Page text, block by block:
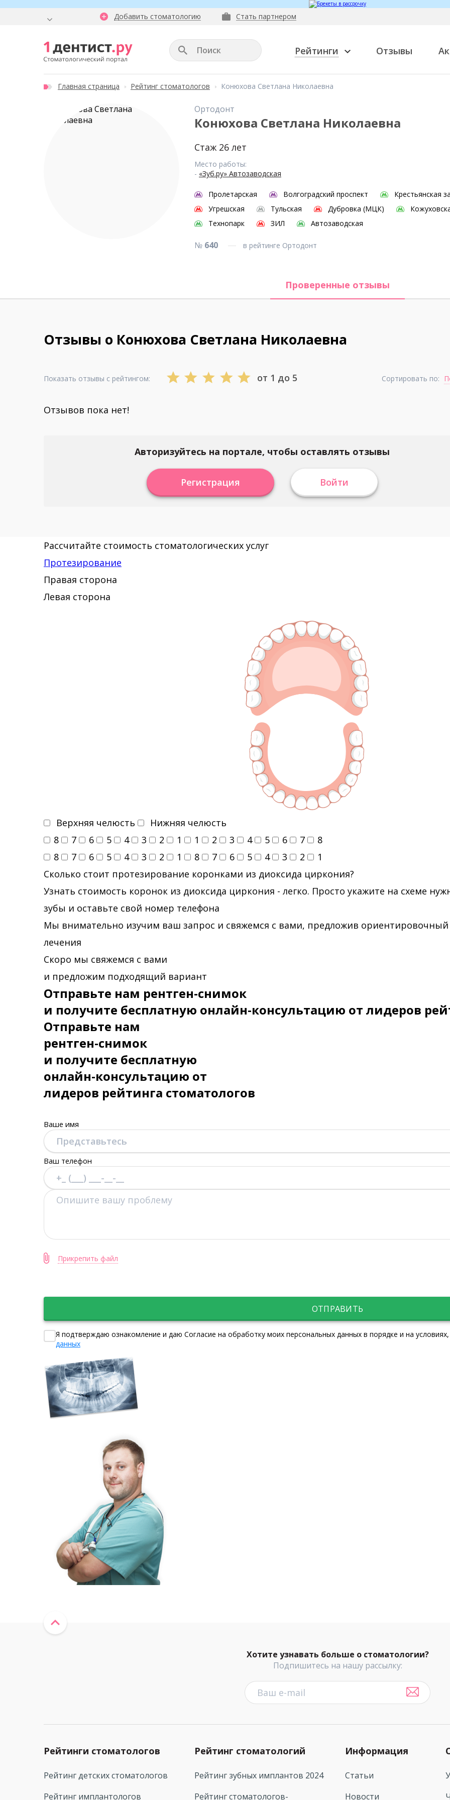
Добавить стоматологию Стать партнером
Рейтинги Отзывы
Главная страница Рейтинг стоматологов Конюхова Светлана Николаевна
Ортодонт
Конюхова Светлана Николаевна
Стаж 26 лет
Место работы:
- «Зуб.ру» Автозаводская
Пролетарская Волгоградский проспект
Крестьянская
Угрешская
Тульская Дубровка (МЦК)
Технопарк
ЗИЛ Автозаводская
№ 640 в рейтинге Ортодонт
Проверенные отзывы
Отзывы о Конюхова Светлана Николаевна
Показать отзывы с рейтингом: от 1 до 5 Сортировать по:
Отзывов пока нет!
Авторизуйтесь на портале, чтобы оставлять отзывы
Регистрация Войти
Рассчитайте стоимость стоматологических услуг
Протезирование
Правая сторона
Левая сторона
Верхняя челюсть
Нижняя челюсть
8
7 6 5 4 3 2 1 1 2 3 4 5 6 7
8
8
7 6 5 4 3 2 1 8 7 6 5 4 3 2
1
Сколько стоит протезирование коронками из диоксида циркония?
Узнать стоимость коронок из диоксида циркония - легко. Просто укажите на схеме
зубы и оставьте свой номер телефона
Мы внимательно изучим ваш запрос и свяжемся с вами, предложив
лечения
Скоро мы свяжемся с вами
и предложим подходящий вариант
Отправьте нам рентген-снимок
и получите бесплатную онлайн-консультацию от лидеров
Отправьте нам
рентген-снимок
и получите бесплатную
онлайн-консультацию от
лидеров рейтинга стоматологов
Ваше имя
Ваш телефон
Прикрепить файл
ОТПРАВИТЬ
Я подтверждаю ознакомление и даю Согласие на обработку моих персональных данных в порядке и на
данных
Хотите узнавать больше о стоматологии?
Подпишитесь на нашу рассылку:
Рейтинги стоматологов
Рейтинг детских стоматологов
Рейтинг имплантологов
Рейтинг стоматологий
Рейтинг зубных имплантов 2024
Рейтинг стоматологов-
Информация
Статьи
Новости